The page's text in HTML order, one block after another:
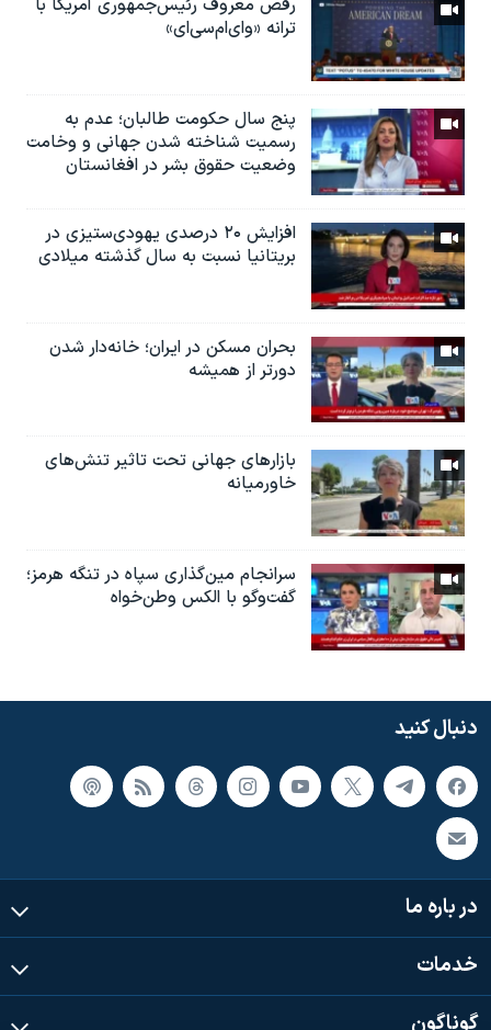
رقص معروف رئیس‌جمهوری آمریکا با
ترانه «وای‌ام‌سی‌ای»
پنج سال حکومت طالبان؛ عدم به
رسمیت شناخته شدن جهانی و وخامت
وضعیت حقوق بشر در افغانستان
افزایش ۲۰ درصدی یهودی‌ستیزی در
بریتانیا نسبت به سال گذشته میلادی
بحران مسکن در ایران؛ خانه‌دار شدن
دورتر از همیشه
بازارهای جهانی تحت تاثیر تنش‌های
خاورمیانه
سرانجام مین‌گذاری‌ سپاه در تنگه هرمز؛
گفت‌وگو با الکس وطن‌خواه
دنبال کنید
در باره ما
خدمات
گوناگون